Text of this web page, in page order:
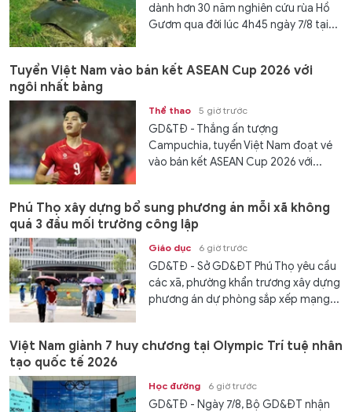
dành hơn 30 năm nghiên cứu rùa Hồ
Gươm qua đời lúc 4h45 ngày 7/8 tại...
Tuyển Việt Nam vào bán kết ASEAN Cup 2026 với
ngôi nhất bảng
Thể thao 5 giờ trước
GD&TĐ - Thắng ấn tượng
Campuchia, tuyển Việt Nam đoạt vé
vào bán kết ASEAN Cup 2026 với...
Phú Thọ xây dựng bổ sung phương án mỗi xã không
quá 3 đầu mối trường công lập
Giáo dục 6 giờ trước
GD&TĐ - Sở GD&ĐT Phú Thọ yêu cầu
các xã, phường khẩn trương xây dựng
phương án dự phòng sắp xếp mạng...
Việt Nam giành 7 huy chương tại Olympic Trí tuệ nhân
tạo quốc tế 2026
Học đường 6 giờ trước
GD&TĐ - Ngày 7/8, Bộ GD&ĐT nhận